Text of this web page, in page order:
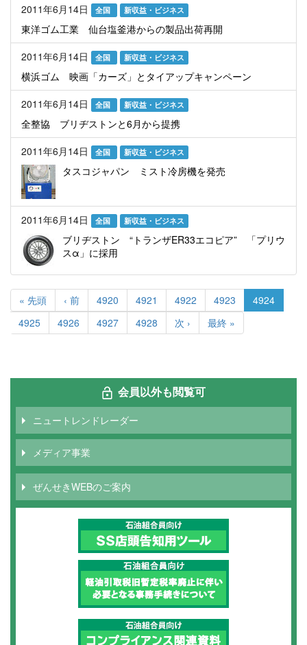
2011年6月14日
全国 新収益・ビジネス
東洋ゴム工業 仙台塩釜港からの製品出荷再開
2011年6月14日
全国 新収益・ビジネス
横浜ゴム 映画「カーズ」とタイアップキャンペーン
2011年6月14日
全国 新収益・ビジネス
全整協 ブリヂストンと6月から提携
2011年6月14日
全国 新収益・ビジネス
タスコジャパン ミスト冷房機を発売
2011年6月14日 全国 新収益・ビジネス
ブリヂストン “トランザER33エコピア” 「プリウ
スα」に採用
ペ
ー
ジ
送
り
先
頭
ペ
« 先頭
前
ペ
ー
‹ 前 Page
4920 Page
4921 Page
4922 Page
4923
カ
レ
ジ
4924
Page
4925 Page
4926 Page
4927 Page
4928
次
ペ
次 ›
最
終
ジ
最終 »
会員以外も閲覧可
ニュートレンドレーダー
メディア事業
ぜんせきWEBのご案内